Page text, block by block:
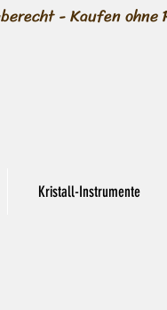
- Kaufen ohne
Kristall-Instrumente